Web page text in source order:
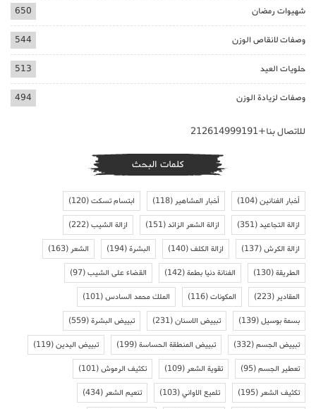
شهيوات رمضان 650
وصفات لانقاص الوزن 544
حلويات العيد 513
وصفات لزيادة الوزن 494
للاتصال بنا+212614999191
كلمات البحث
أخبار الفنانين(104) أخبار المشاهير(118) ابتسام تسكت(120)
ازالة التجاعيد(351) ازالة الشعر الزائد(151) ازالة الشيب(222)
ازالة الكرش(137) ازالة الكلف(140) البشرة(194) الشعر(163)
الطريقة(130) الفنانة دنيا بطمة(142) القضاء على الشيب(97)
المقادير(223) المكونات(116) الملك محمد السادس(101)
بسمة بوسيل(139) تبييض الاسنان(231) تبييض البشرة(559)
تبييض الجسم(332) تبييض المنطقة الحساسة(199) تبييض اليدين(119)
تعطير الجسم(95) تقوية الشعر(109) تكثيف الرموش(101)
تكثيف الشعر(195) تلميع الاواني(103) تنعيم الشعر(434)